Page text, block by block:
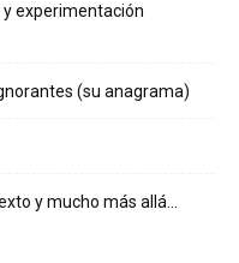
experimentación
(su anagrama)
y mucho más allá…